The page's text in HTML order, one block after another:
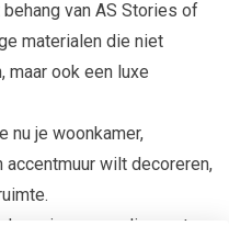
behang van AS Stories of
materialen die niet
maar ook een luxe
nu je woonkamer,
wilt decoreren,
is eenvoudig aan te